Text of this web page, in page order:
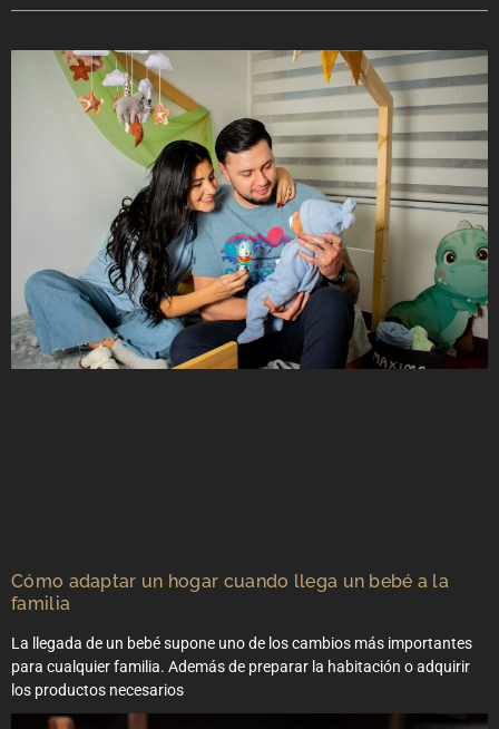
Cómo adaptar un hogar cuando llega un bebé a la
familia
La llegada de un bebé supone uno de los cambios más importantes
para cualquier familia. Además de preparar la habitación o adquirir
los productos necesarios